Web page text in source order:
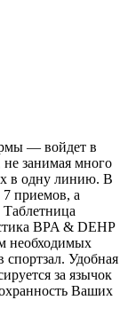
— войдет в
занимая много
в одну линию. В
приемов, а
Таблетница
BPA & DEHP
необходимых
спортзал. Удобная
за язычок
Ваших